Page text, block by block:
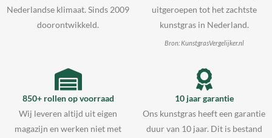
Nederlandse klimaat. Sinds 2009
doorontwikkeld.
uitgeroepen tot het zachtste
kunstgras in Nederland.
Bron: KunstgrasVergelijker.nl
850+ rollen op voorraad
Wij leveren altijd uit eigen
magazijn en werken niet met
10 jaar garantie
Ons kunstgras heeft een garantie
duur van 10 jaar. Dit is bestand